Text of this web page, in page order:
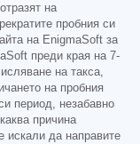
на
пробния си
на EnigmaSoft за
преди края на 7-
на такса,
на пробния
период, незабавно
причина
искали да направите